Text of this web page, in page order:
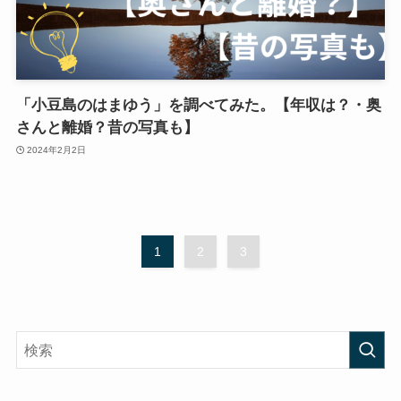
「小豆島のはまゆう」を調べてみた。【年収は？・奥
さんと離婚？昔の写真も】
2024年2月2日
1 2 3